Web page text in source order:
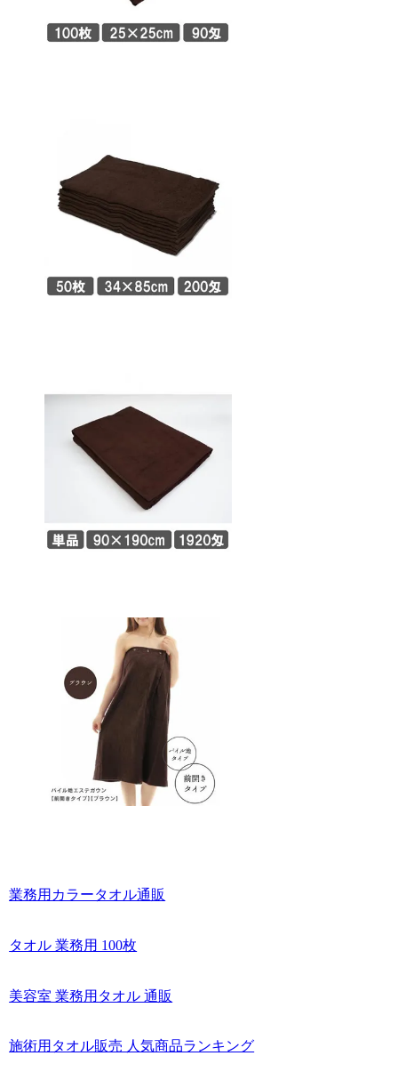
業務用カラータオル通販
タオル 業務用 100枚
美容室 業務用タオル 通販
施術用タオル販売 人気商品ランキング